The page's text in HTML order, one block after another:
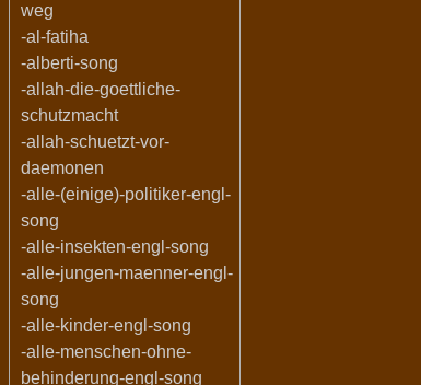
weg
-al-fatiha
-alberti-song
-allah-die-goettliche-
schutzmacht
-allah-schuetzt-vor-
daemonen
-alle-(einige)-politiker-engl-
song
-alle-insekten-engl-song
-alle-jungen-maenner-engl-
song
-alle-kinder-engl-song
-alle-menschen-ohne-
behinderung-engl-song